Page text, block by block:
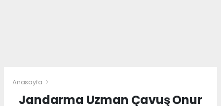
Anasayfa
Jandarma Uzman Çavuş Onur